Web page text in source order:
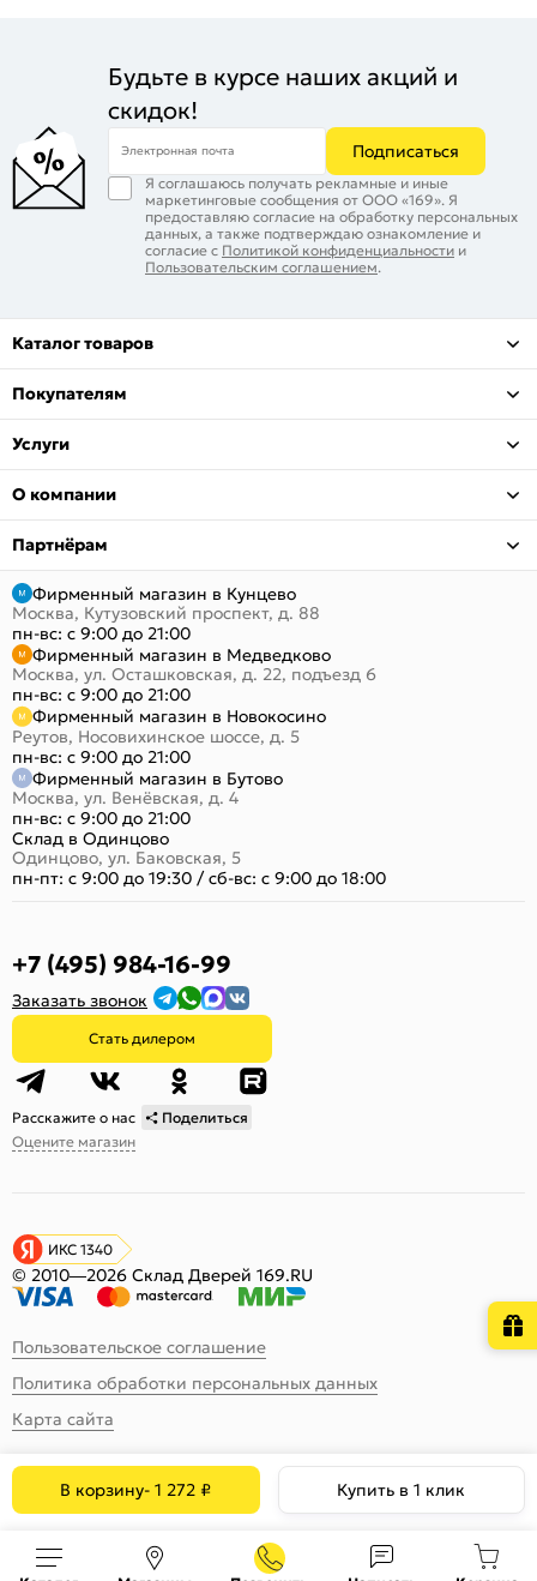
В корзину-1 272 ₽ Купить в 1 клик
Будьте в курсе наших акций и
скидок!
Электронная почта Подписаться
Я соглашаюсь получать рекламные и иные
маркетинговые сообщения от ООО «169». Я
предоставляю согласие на обработку персональных
данных, а также подтверждаю ознакомление и
согласие с Политикой конфиденциальности и
Пользовательским соглашением.
Каталог товаров
Покупателям
Услуги
О компании
Партнёрам
Фирменный магазин в Кунцево
Москва, Кутузовский проспект, д. 88
пн-вс: с 9:00 до 21:00
Фирменный магазин в Медведково
Москва, ул. Осташковская, д. 22, подъезд 6
пн-вс: с 9:00 до 21:00
Фирменный магазин в Новокосино
Реутов, Носовихинское шоссе, д. 5
пн-вс: с 9:00 до 21:00
Фирменный магазин в Бутово
Москва, ул. Венёвская, д. 4
пн-вс: с 9:00 до 21:00
Склад в Одинцово
Одинцово, ул. Баковская, 5
пн-пт: с 9:00 до 19:30 /сб-вс: с 9:00 до 18:00
+7 (495) 984-16-99
Заказать звонок
Стать дилером
Расскажите о нас
Поделиться
Оцените магазин
ИКС 1340
© 2010—2026 Склад Дверей 169.RU
Пользовательское соглашение
Политика обработки персональных данных
Карта сайта